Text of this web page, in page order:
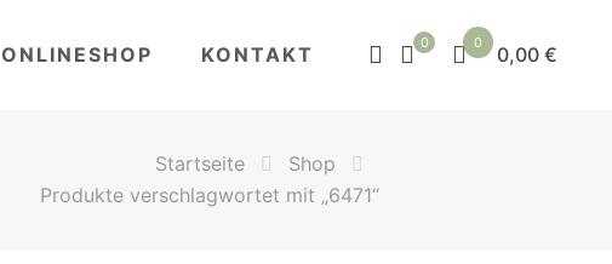
ONLINESHOP KONTAKT 0 0 0,00 €
Startseite
Shop
Produkte verschlagwortet mit „6471“